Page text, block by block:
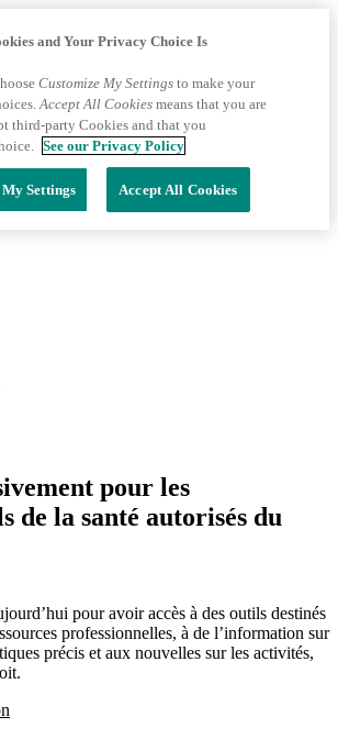
pour les
de la santé autorisés du
pour avoir accès à des outils destinés
professionnelles, à de l’information sur
précis et aux nouvelles sur les activités,
and Your Privacy Choice Is
Customize My Settingsto make your
Accept All Cookiesmeans that you are
third-party Cookies and that you
See our Privacy Policy
Settings Accept All Cookies